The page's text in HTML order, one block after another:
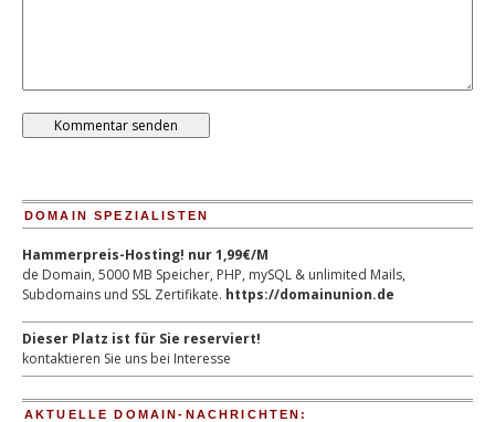
DOMAIN SPEZIALISTEN
Hammerpreis-Hosting! nur 1,99€/M
de Domain, 5000 MB Speicher, PHP, mySQL & unlimited Mails,
Subdomains und SSL Zertifikate. https://domainunion.de
Dieser Platz ist für Sie reserviert!
kontaktieren Sie uns bei Interesse
AKTUELLE DOMAIN-NACHRICHTEN: